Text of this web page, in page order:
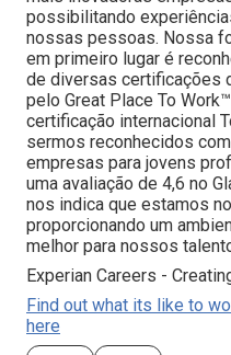
possibilitando
nossas pessoas. Nossa
em primeiro lugar é
de diversas certificações
pelo Great Place To
certificação internacional
sermos reconhecidos
empresas para jovens
uma avaliação de 4,6 no
nos indica que estamos
proporcionando um
melhor para nossos
Experian Careers -
Find out what its like to
here